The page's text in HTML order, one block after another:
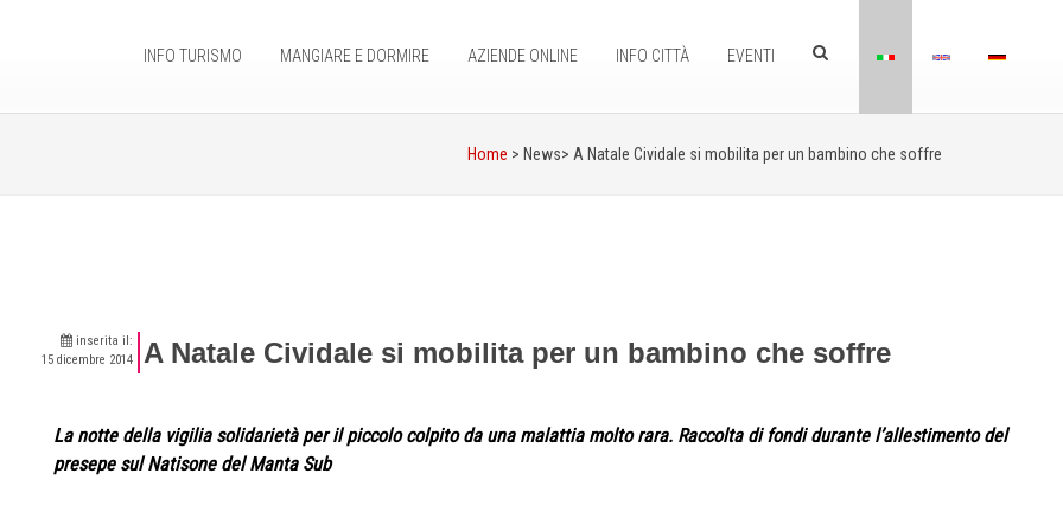
INFO TURISMO MANGIARE E DORMIRE AZIENDE ONLINE INFO CITTÀ EVENTI
Home > News> A Natale Cividale si mobilita per un bambino che soffre
inserita il:
15 dicembre 2014
A Natale Cividale si mobilita per un bambino che soffre
La notte della vigilia solidarietà per il piccolo colpito da una malattia molto rara. Raccolta di fondi durante l’allestimento del
presepe sul Natisone del Manta Sub